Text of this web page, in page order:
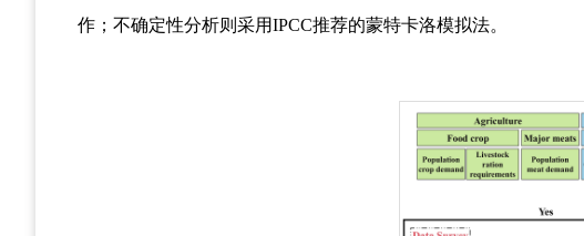
作；不确定性分析则采用IPCC推荐的蒙特卡洛模拟法。